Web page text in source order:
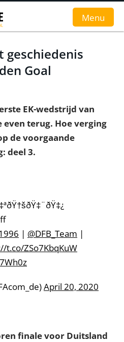
Menu
Goal
EK-wedstrijd van
terug. Hoe verging
de voorgaande
deel 3.
| @DFB_Team |
t.co/ZSo7KbqKuW
April 20, 2020
finale voor Duitsland